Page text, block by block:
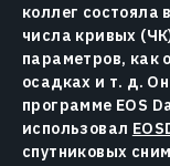
коллег состояла
числа кривых
параметров, как
осадках и т. д.
программе EOS
использовал
спутниковых